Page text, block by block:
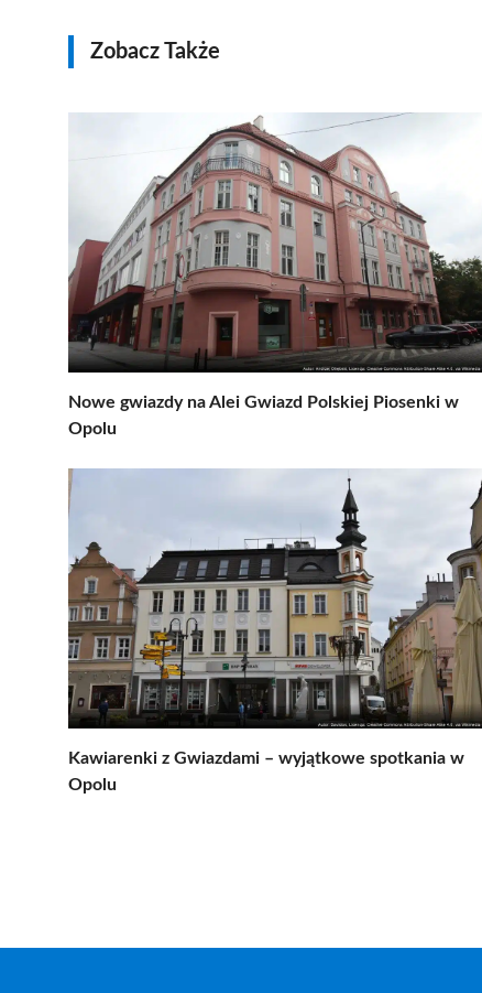
Zobacz Także
Nowe gwiazdy na Alei Gwiazd Polskiej Piosenki w
Opolu
Kawiarenki z Gwiazdami – wyjątkowe spotkania w
Opolu